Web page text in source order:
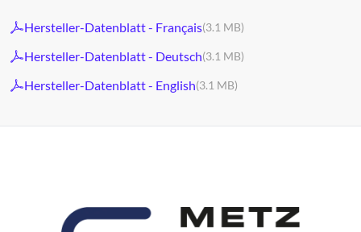
Hersteller-Datenblatt - Français(3.1 MB)
Hersteller-Datenblatt - Deutsch(3.1 MB)
Hersteller-Datenblatt - English(3.1 MB)